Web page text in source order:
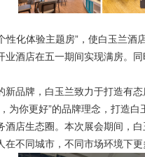
化体验主题房”，使白玉兰酒
业酒店在五一期间实现满房。
牌，白玉兰致力于打造有态
为你更好”的品牌理念，打造
酒店生态圈。本次展会期间，
在不同城市，不同市场环境下